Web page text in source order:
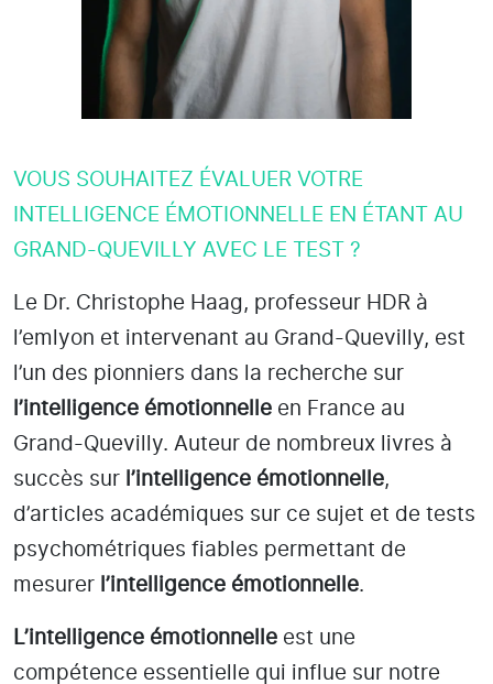
VOUS SOUHAITEZ ÉVALUER VOTRE
INTELLIGENCE ÉMOTIONNELLE EN ÉTANT AU
GRAND-QUEVILLY AVEC LE TEST ?
Le Dr. Christophe Haag, professeur HDR à
l’emlyon et intervenant au Grand-Quevilly, est
l’un des pionniers dans la recherche sur
l’intelligence émotionnelle en France au
Grand-Quevilly. Auteur de nombreux livres à
succès sur l’intelligence émotionnelle,
d’articles académiques sur ce sujet et de tests
psychométriques fiables permettant de
mesurer l’intelligence émotionnelle.
L’intelligence émotionnelle est une
compétence essentielle qui influe sur notre